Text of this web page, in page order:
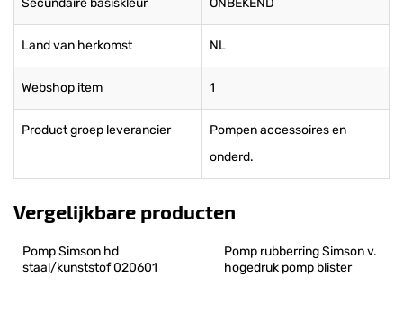
Secundaire basiskleur ONBEKEND
Land van herkomst NL
Webshop item 1
Product groep leverancier
Pompen accessoires en
onderd.
Vergelijkbare producten
Pomp Simson hd
staal/kunststof 020601
Pomp rubberring Simson v.
hogedruk pomp blister